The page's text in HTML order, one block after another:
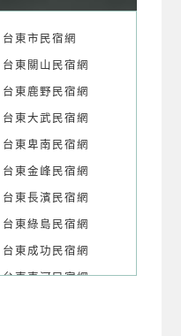
台東市民宿網
台東關山民宿網
台東鹿野民宿網
台東大武民宿網
台東卑南民宿網
台東金峰民宿網
台東長濱民宿網
台東綠島民宿網
台東成功民宿網
台東東河民宿網